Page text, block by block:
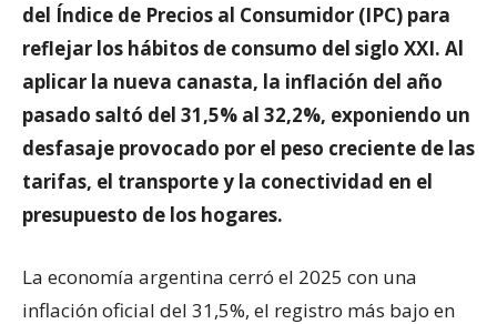
del Índice de Precios al Consumidor (IPC) para
reflejar los hábitos de consumo del siglo XXI. Al
aplicar la nueva canasta, la inflación del año
pasado saltó del 31,5% al 32,2%, exponiendo un
desfasaje provocado por el peso creciente de las
tarifas, el transporte y la conectividad en el
presupuesto de los hogares.
La economía argentina cerró el 2025 con una
inflación oficial del 31,5%, el registro más bajo en